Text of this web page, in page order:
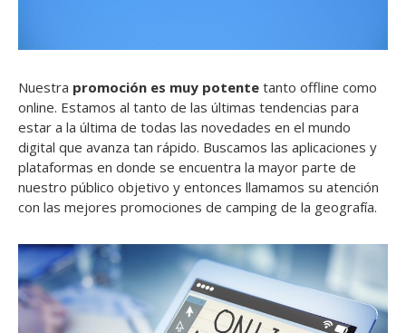
Nuestra promoción es muy potente tanto offline como
online. Estamos al tanto de las últimas tendencias para
estar a la última de todas las novedades en el mundo
digital que avanza tan rápido. Buscamos las aplicaciones y
plataformas en donde se encuentra la mayor parte de
nuestro público objetivo y entonces llamamos su atención
con las mejores promociones de camping de la geografía.